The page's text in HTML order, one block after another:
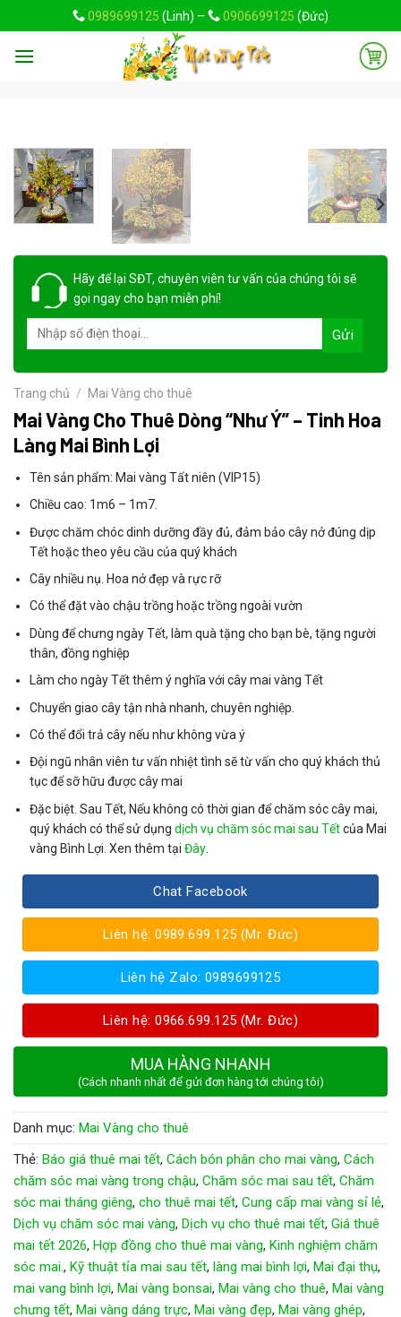
to
content
0989699125 (Linh) – 0906699125 (Đức)
Hãy để lại SĐT, chuyên viên tư vấn của chúng tôi sẽ
gọi ngay cho bạn miễn phí!
Trang chủ / Mai Vàng cho thuê
Mai Vàng Cho Thuê Dòng “Như Ý” – Tinh Hoa
Làng Mai Bình Lợi
Tên sản phẩm: Mai vàng Tất niên (VIP15)
Chiều cao: 1m6 – 1m7.
Được chăm chóc dinh dưỡng đầy đủ, đảm bảo cây nở đúng dịp
Tết hoặc theo yêu cầu của quý khách
Cây nhiều nụ. Hoa nở đẹp và rực rỡ
Có thể đặt vào chậu trồng hoặc trồng ngoài vườn
Dùng để chưng ngày Tết, làm quà tặng cho bạn bè, tặng người
thân, đồng nghiệp
Làm cho ngày Tết thêm ý nghĩa với cây mai vàng Tết
Chuyển giao cây tận nhà nhanh, chuyên nghiệp.
Có thể đổi trả cây nếu như không vừa ý
Đội ngũ nhân viên tư vấn nhiệt tình sẽ từ vấn cho quý khách thủ
tục để sỡ hữu được cây mai
Đặc biệt. Sau Tết, Nếu không có thời gian để chăm sóc cây mai,
quý khách có thể sử dụngdịch vụ chăm sóc mai sau Tếtcủa Mai
vàng Bình Lợi. Xen thêm tạiĐây
Chat Facebook
Liên hệ: 0989.699.125 (Mr. Đức)
Liên hệ Zalo: 0989699125
Liên hệ: 0966.699.125 (Mr. Đức)
MUA HÀNG NHANH
(Cách nhanh nhất để gửi đơn hàng tới chúng tôi)
Danh mục: Mai Vàng cho thuê
Thẻ: Báo giá thuê mai tết, Cách bón phân cho mai vàng, Cách
chăm sóc mai vàng trong chậu, Chăm sóc mai sau tết, Chăm
sóc mai tháng giêng, cho thuê mai tết, Cung cấp mai vàng sỉ lẻ,
Dịch vụ chăm sóc mai vàng, Dịch vụ cho thuê mai tết, Giá thuê
mai tết 2026, Hợp đồng cho thuê mai vàng, Kinh nghiệm chăm
sóc mai., Kỹ thuật tỉa mai sau tết, làng mai bình lợi, Mai đại thụ,
mai vang bình lợi, Mai vàng bonsai, Mai vàng cho thuê, Mai vàng
chưng tết, Mai vàng dáng trực, Mai vàng đẹp, Mai vàng ghép,